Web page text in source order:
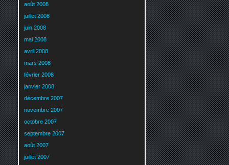
août 2008
juillet 2008
juin 2008
mai 2008
avril 2008
mars 2008
février 2008
janvier 2008
décembre 2007
novembre 2007
octobre 2007
septembre 2007
août 2007
juillet 2007